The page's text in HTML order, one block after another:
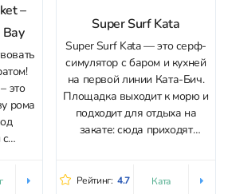
–
это
рома
Super Surf Kata
Super Surf Kata — это серф-
симулятор с баром и кухней
на первой линии Ката-Бич.
Площадка выходит к морю и
подходит для отдыха на
закате: сюда приходят
катаются на волне. Главное
Рейтинг: 4.7 Ката